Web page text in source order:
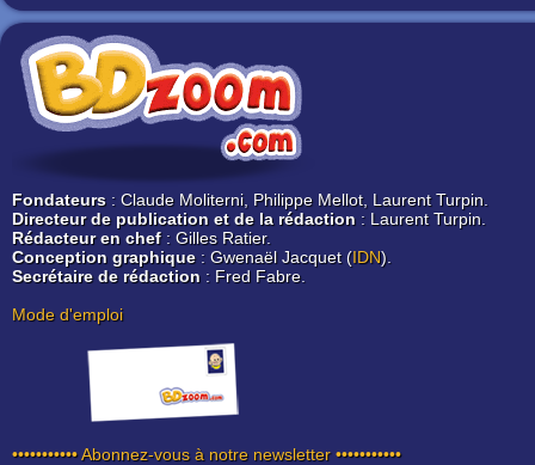
Fondateurs : Claude Moliterni, Philippe Mellot, Laurent Turpin.
Directeur de publication et de la rédaction : Laurent Turpin.
Rédacteur en chef: Gilles Ratier.
Conception graphique: Gwenaël Jacquet (IDN).
Secrétaire de rédaction : Fred Fabre.
Mode d'emploi
••••••••••• Abonnez-vous à notre newsletter •••••••••••